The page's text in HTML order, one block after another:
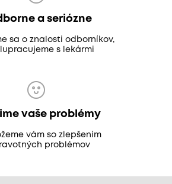
a seriózne
sa o znalosti odborníkov,
s lekármi
vaše problémy
vám so zlepšením
problémov